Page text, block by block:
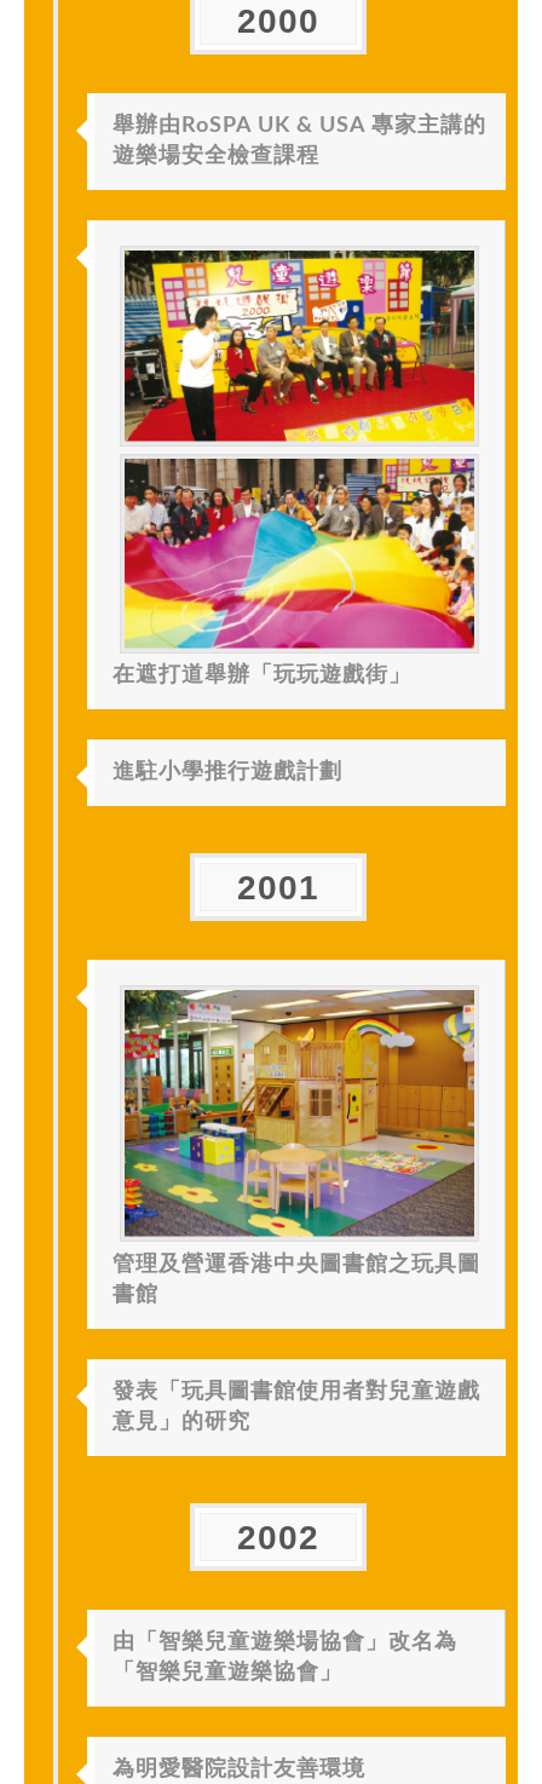
2000
舉辦由RoSPA UK & USA 專家主講的
遊樂場安全檢查課程
在遮打道舉辦「玩玩遊戲街」
進駐小學推行遊戲計劃
2001
管理及營運香港中央圖書館之玩具圖
書館
發表「玩具圖書館使用者對兒童遊戲
意見」的研究
2002
由「智樂兒童遊樂場協會」改名為
「智樂兒童遊樂協會」
為明愛醫院設計友善環境